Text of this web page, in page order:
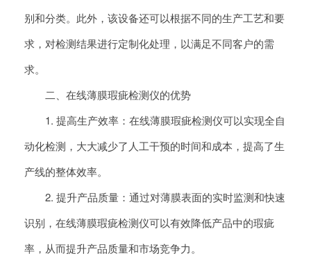
别和分类。此外，该设备还可以根据不同的生产工艺和要
求，对检测结果进行定制化处理，以满足不同客户的需
求。
二、在线薄膜瑕疵检测仪的优势
1. 提高生产效率：在线薄膜瑕疵检测仪可以实现全自
动化检测，大大减少了人工干预的时间和成本，提高了生
产线的整体效率。
2. 提升产品质量：通过对薄膜表面的实时监测和快速
识别，在线薄膜瑕疵检测仪可以有效降低产品中的瑕疵
率，从而提升产品质量和市场竞争力。